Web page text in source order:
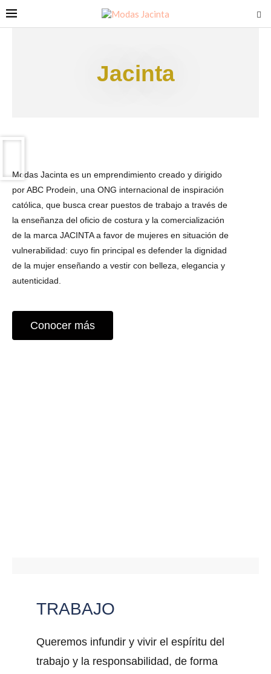
Jacinta
Modas Jacinta es un emprendimiento creado y dirigido
por ABC Prodein, una ONG internacional de inspiración
católica, que busca crear puestos de trabajo a través de
la enseñanza del oficio de costura y la comercialización
de la marca JACINTA a favor de mujeres en situación de
vulnerabilidad: cuyo fin principal es defender la dignidad
de la mujer enseñando a vestir con belleza, elegancia y
autenticidad.
Conocer más
TRABAJO
Queremos infundir y vivir el espíritu del
trabajo y la responsabilidad, de forma